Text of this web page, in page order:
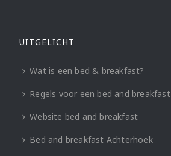
UITGELICHT
Wat is een bed & breakfast?
Regels voor een bed and breakfast
Website bed and breakfast
Bed and breakfast Achterhoek